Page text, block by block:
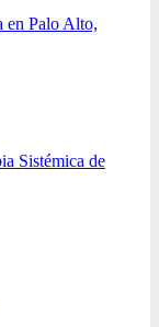
en Palo Alto,
Sistémica de